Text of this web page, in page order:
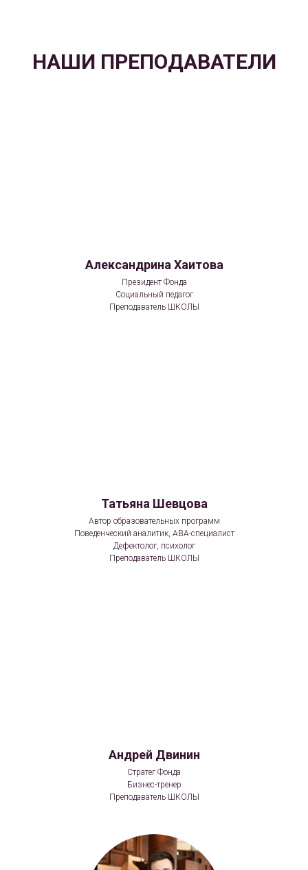
НАШИ ПРЕПОДАВАТЕЛИ
Александрина Хаитова
Президент Фонда
Социальный педагог
Преподаватель ШКОЛЫ
Татьяна Шевцова
Автор образовательных программ
Поведенческий аналитик, АВА-специалист
Дефектолог, психолог
Преподаватель ШКОЛЫ
Андрей Двинин
Стратег Фонда
Бизнес-тренер
Преподаватель ШКОЛЫ